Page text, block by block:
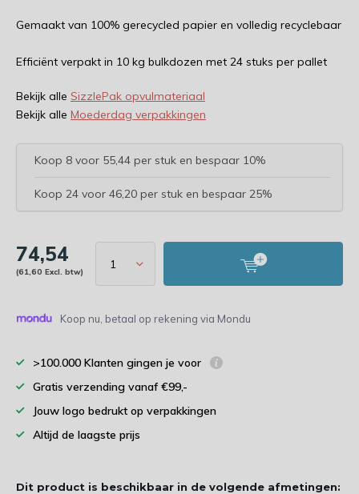
Gemaakt van 100% gerecycled papier en volledig recyclebaar
Efficiënt verpakt in 10 kg bulkdozen met 24 stuks per pallet
Bekijk alle SizzlePak opvulmateriaal
Bekijk alle Moederdag verpakkingen
Koop 8 voor 55,44 per stuk en bespaar 10%
Koop 24 voor 46,20 per stuk en bespaar 25%
74,54
(61,60 Excl. btw)
Koop nu, betaal op rekening via Mondu
>100.000 Klanten gingen je voor
Gratis verzending vanaf €99,-
Jouw logo bedrukt op verpakkingen
Altijd de laagste prijs
Dit product is beschikbaar in de volgende afmetingen: